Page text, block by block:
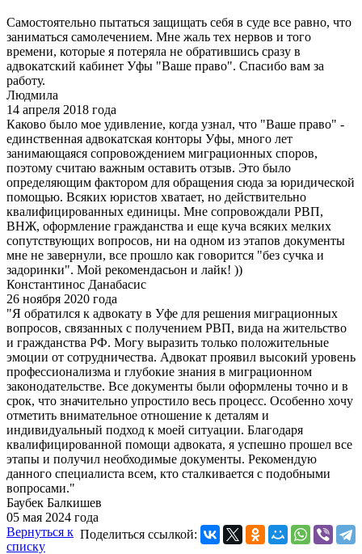
Самостоятельно пытаться защищать себя в суде все равно, что
заниматься самолечением. Мне жаль тех нервов и того
времени, которые я потеряла не обратившись сразу в
адвокатский кабинет Уфы "Ваше право". Спасибо вам за
работу.
Людмила
14 апреля 2018 года
Каково было мое удивление, когда узнал, что "Ваше право" -
единственная адвокатская конторы Уфы, много лет
занимающаяся сопровождением миграционных споров,
поэтому считаю важным оставить отзыв. Это было
определяющим фактором для обращения сюда за юридической
помощью. Всяких юристов хватает, но действительно
квалифицированных единицы. Мне сопровождали РВП,
ВНЖ, оформление гражданства и еще куча всяких мелких
сопутствующих вопросов, ни на одном из этапов документы
мне не завернули, все прошло как говорится "без сучка и
задоринки". Мой рекомендасьон и лайк! ))
Константинос Данабасис
26 ноября 2020 года
"Я обратился к адвокату в Уфе для решения миграционных
вопросов, связанных с получением РВП, вида на жительство
и гражданства РФ. Могу выразить только положительные
эмоции от сотрудничества. Адвокат проявил высокий уровень
профессионализма и глубокие знания в миграционном
законодательстве. Все документы были оформлены точно и в
срок, что значительно упростило весь процесс. Особенно хочу
отметить внимательное отношение к деталям и
индивидуальный подход к моей ситуации. Благодаря
квалифицированной помощи адвоката, я успешно прошел все
этапы и получил необходимые документы. Рекомендую
данного специалиста всем, кто сталкивается с подобными
вопросами."
Баубек Балкишев
05 мая 2024 года
Поделиться ссылкой:
Вернуться к
списку